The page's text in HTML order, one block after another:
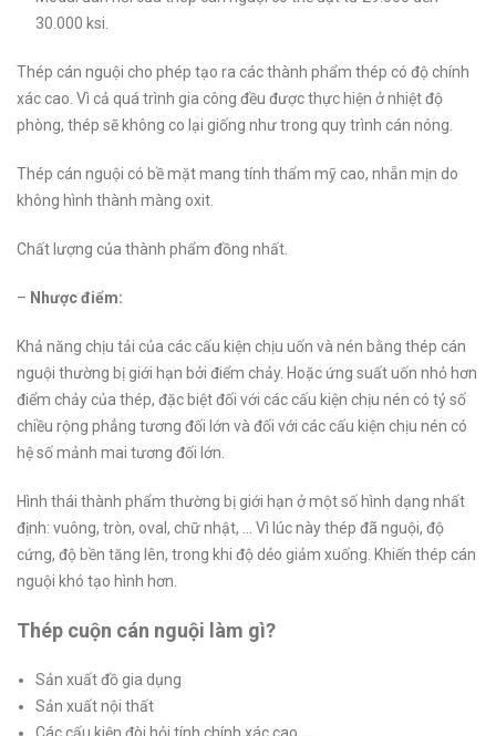
30.000 ksi.
Thép cán nguội cho phép tạo ra các thành phẩm thép có độ chính
xác cao. Vì cả quá trình gia công đều được thực hiện ở nhiệt độ
phòng, thép sẽ không co lại giống như trong quy trình cán nóng.
Thép cán nguội có bề mặt mang tính thẩm mỹ cao, nhẵn mịn do
không hình thành màng oxit.
Chất lượng của thành phẩm đồng nhất.
– Nhược điểm:
Khả năng chịu tải của các cấu kiện chịu uốn và nén bằng thép cán
nguội thường bị giới hạn bởi điểm chảy. Hoặc ứng suất uốn nhỏ hơn
điểm chảy của thép, đặc biệt đối với các cấu kiện chịu nén có tỷ số
chiều rộng phẳng tương đối lớn và đối với các cấu kiện chịu nén có
hệ số mảnh mai tương đối lớn.
Hình thái thành phẩm thường bị giới hạn ở một số hình dạng nhất
định: vuông, tròn, oval, chữ nhật, … Vì lúc này thép đã nguội, độ
cứng, độ bền tăng lên, trong khi độ dẻo giảm xuống. Khiến thép cán
nguội khó tạo hình hơn.
Thép cuộn cán nguội làm gì?
Sản xuất đồ gia dụng
Sản xuất nội thất